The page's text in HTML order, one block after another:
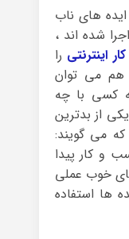
های ناب
شده اند ،
اینترنتی را
هم می توان
کسی با چه
از بدترین
می گویند:
و کار پیدا
خوب عملی
ها استفاده